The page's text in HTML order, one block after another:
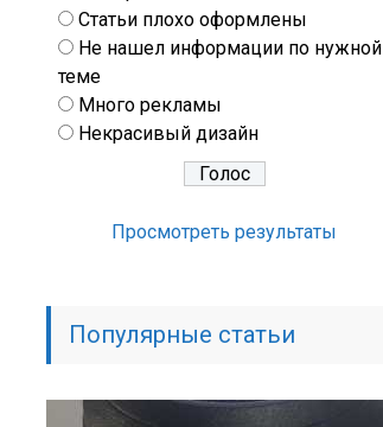
Статьи плохо оформлены
Не нашел информации по нужной
теме
Много рекламы
Некрасивый дизайн
Просмотреть результаты
Популярные статьи